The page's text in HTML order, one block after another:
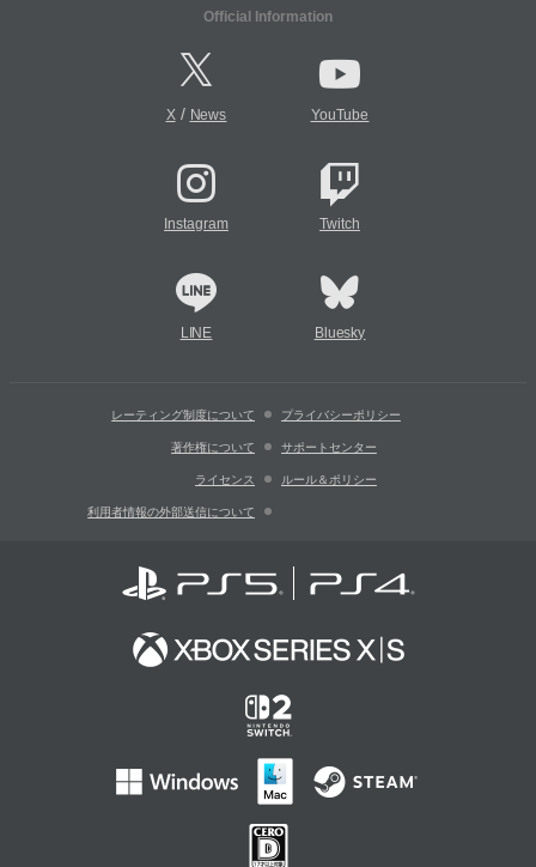
Official Information
X/ News YouTube
Instagram Twitch
LINE Bluesky
レーティング制度について プライバシーポリシー
著作権について サポートセンター
ライセンス ルール＆ポリシー
利用者情報の外部送信について